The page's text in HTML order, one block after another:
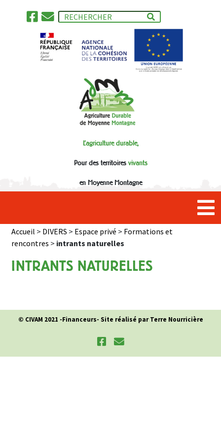
L'agriculture durable,
Pour des territoires vivants
en Moyenne Montagne
Accueil > DIVERS > Espace privé > Formations et
rencontres > intrants naturelles
INTRANTS NATURELLES
© CIVAM 2021 -Financeurs- Site réalisé par Terre Nourricière